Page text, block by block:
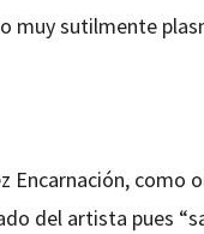
muy sutilmente
Encarnación, como
del artista pues